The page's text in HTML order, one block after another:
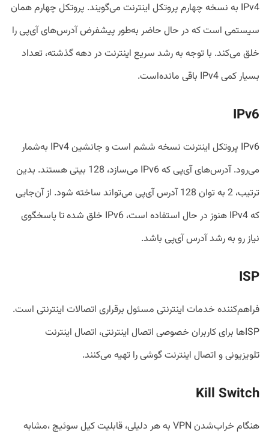
IPv4 به نسخه چهارم پروتکل اینترنت می‌گویند. پروتکل چهارم همان
سیستمی است که در حال حاضر به‌طور پیشفرض آدرس‌های آی‌پی را
خلق می‌کند. با توجه به رشد سریع اینترنت در دهه گذشته، تعداد
بسیار کمی IPv4 باقی مانده‌است.
IPv6
IPv6 پروتکل اینترنت نسخه ششم است و جانشین IPv4 به‌شمار
می‌رود. آدرس‌های آی‌پی که IPv6 می‌سازد، 128 بیتی هستند. بدین
ترتیب، 2 به توان 128 آدرس آی‌پی می‌تواند ساخته شود. از آن‌جایی
که IPv4 هنوز در حال استفاده است، IPv6 خلق شده تا پاسخگوی
نیاز رو به رشد آدرس آی‌پی باشد.
ISP
فراهم‌کننده خدمات اینترنتی مسئول برقراری اتصالات اینترنتی است.
ISPها برای کاربران خصوصی اتصال اینترنتی، اتصال اینترنت
تلویزیونی و اتصال اینترنت گوشی را تهیه می‌کنند.
Kill Switch
هنگام خراب‌شدن VPN به هر دلیلی، قابلیت کیل سوئیچ ،مشابه